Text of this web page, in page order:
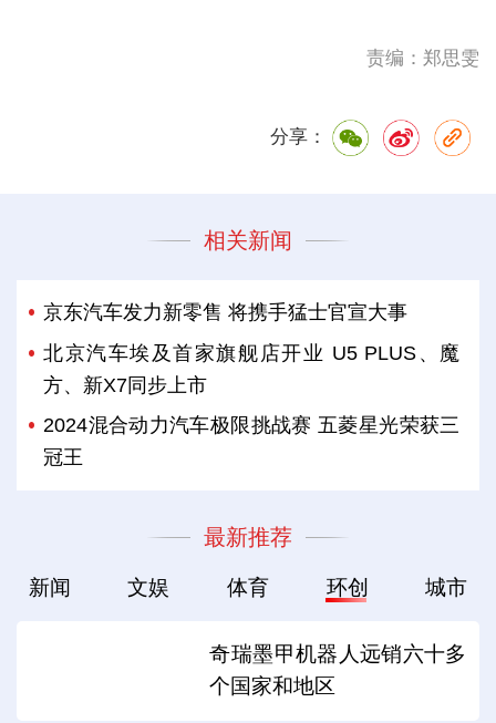
责编：郑思雯
分享：
相关新闻
京东汽车发力新零售 将携手猛士官宣大事
北京汽车埃及首家旗舰店开业 U5 PLUS、魔
方、新X7同步上市
2024混合动力汽车极限挑战赛 五菱星光荣获三
冠王
最新推荐
新闻 文娱 体育 环创 城市
奇瑞墨甲机器人远销六十多
个国家和地区